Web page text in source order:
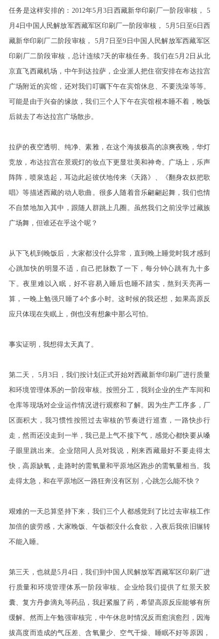
任务是这样安排的：2012年5月3日西藏新华印刷厂一阶段审核， 5
月4日中国人民解放军西藏军区印刷厂一阶段审核， 5月5日至6日西
藏新华印刷厂二阶段审核， 5月7日至9日中国人民解放军西藏军区
印刷厂二阶段审核，总计连续7天的审核任务。我们在5月2日从北
京直飞西藏机场，中午到达拉萨，企业派人把住宿安排在布达拉宫
广场附近的宾馆，还对我们叮嘱下午在宾馆休息、不要洗澡等等。
可能是由于兴奋的缘故，我们三个人下午在宾馆根本睡不着，晚饭
后就去了布达拉宫广场散步。
拉萨的夜空透明、纯净、素雅，在这个海拔极高的凉爽夜晚，华灯
竞放，布达拉宫在景观灯的妆点下更显壮美和神奇。广场上，乐声
阵阵，喷泉迭起，耳边此起彼伏地传来《天路》、《翻身农奴把歌
唱》等描述西藏的动人歌曲。很多人随着音乐翩翩起舞，我们也情
不自禁地加入其中，跟随人群跳上几圈。虽然我们之前没学过藏族
广场舞，但谁还在乎这个呢？
从下飞机到晚饭后，大家都没什么异常，直到晚上睡觉时我才感到
心跳加快的明显不适，自己把脉数了一下，每分钟心跳有九十多
下。夜里难以入眠，好不容易入睡后也睡不踏实，熬到天亮再一
算，一晚上勉强只睡了4个多小时。这时候的我还想，如果高原反
应只体现在失眠上，倒也没有想象中那么可怕。
事实证明，我想得太天真了。
第二天， 5月3日，我们按计划正式开始对西藏新华印刷厂进行质量
和环境管理体系的一阶段审核。按照分工，我到企业的生产车间和
仓库等现场对企业运作情况进行观察和了解。因为生产工序多，厂
区面积大，我习惯性按照过去审核的节奏进行巡查，一路快步行
走，然而还没走到一半，我已是上气不接下气，感觉心都快要从嗓
子眼里跳出来。企业陪同人员对我说，刚来西藏最好不要走得太
快，高原缺氧，走路时的需氧量和平原地区跑步的需氧量相当。我
走得太急，和在平原地区一路狂奔没有区别，心跳怎么能不快？
艰难的一天总算坚持下来，我们三个人都感觉到了比过去审核工作
加倍的疲劳感，大家晚饭、午饭都没什么食欲，入夜后我依旧辗转
不能入睡。
第三天，也就是5月4日，我们到中国人民解放军西藏军区印刷厂进
行质量和环境管理体系一阶段审核。企业给我们提供了红景天胶
囊、复方丹参滴丸等药品，我赶紧服了药，希望高原反应能够有所
缓解。然而上午勉强审核完，中午休息时情况反而愈演愈烈，因海
拔高度而造成的气压差、含氧量少、空气干燥、睡眠不好等原因，